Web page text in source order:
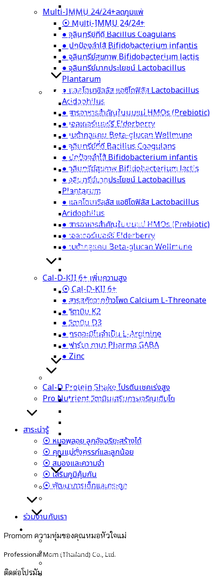
● บิฟิโดแบคทีเรียม เบรเว Bifidobacterium
Breve
● จุลินทรีย์มากประโยชน์ Lactobacillus
Plantarum
● โพรไบโอติก Lactobacillus Gasseri
● กรดอะมิโนจากธรรมชาติ SunTheanine
Multi-IMMU 24/24+ลดภูมิแพ้
⦿ Multi-IMMU 24/24+
● จุลินทรีย์ที่ดี Bacillus Coagulans
● ปกป้องลำไส้ Bifidobacterium infantis
● จุลินทรีย์สุขภาพ Bifidobacterium lactis
● จุลินทรีย์มากประโยชน์ Lactobacillus
Plantarum
● แลคโตบาซิลลัส แอซิโดฟิลัส Lactobacillus
Acidophilus
● สารอาหารสำคัญในนมแม่ HMOs
(Prebiotic)
● เอลเดอร์เบอร์รี Elderberry
● เบต้ากลูแคน Beta-glucan Wellmune
● จุลินทรีย์ที่ดี Bacillus Coagulans
● ปกป้องลำไส้ Bifidobacterium infantis
Plantarum
● แลคโตบาซิลลัส แอซิโดฟิลัส Lactobacillus
Acidophilus
● สารอาหารสำคัญในนมแม่ HMOs
(Prebiotic)
● เอลเดอร์เบอร์รี Elderberry
● เบต้ากลูแคน Beta-glucan Wellmune
⦿ Cal-D-KII 6+
● สารสกัดจากข้าวโพด Calcium L-Threonate
● ฟาร์มา กาบา Pharma GABA
● Zinc
Cal-D Protein Shake โปรตีนเชคเร่งสูง
⦿ หมอพลอย ลูกอัจฉริยะสร้างได้
⦿ คุณแม่ตั้งครรภ์และลูกน้อย
Multi-IMMU 24/24+ลดภูมิแพ้
⦿ Multi-IMMU 24/24+
● จุลินทรีย์ที่ดี Bacillus Coagulans
● ปกป้องลำไส้ Bifidobacterium infantis
● จุลินทรีย์สุขภาพ Bifidobacterium lactis
● จุลินทรีย์มากประโยชน์ Lactobacillus
Plantarum
● แลคโตบาซิลลัส แอซิโดฟิลัส Lactobacillus
Acidophilus
● สารอาหารสำคัญในนมแม่ HMOs (Prebiotic)
● เอลเดอร์เบอร์รี Elderberry
● เบต้ากลูแคน Beta-glucan Wellmune
● จุลินทรีย์ที่ดี Bacillus Coagulans
● ปกป้องลำไส้ Bifidobacterium infantis
● จุลินทรีย์สุขภาพ Bifidobacterium lactis
● จุลินทรีย์มากประโยชน์ Lactobacillus
Plantarum
● แลคโตบาซิลลัส แอซิโดฟิลัส Lactobacillus
Acidophilus
● สารอาหารสำคัญในนมแม่ HMOs (Prebiotic)
● เอลเดอร์เบอร์รี Elderberry
● เบต้ากลูแคน Beta-glucan Wellmune
Cal-D-KII 6+ เพิ่มความสูง
⦿ Cal-D-KII 6+
● สารสกัดจากข้าวโพด Calcium L-Threonate
● วิตามิน K2
● วิตามิน D3
● กรดอะมิโนจำเป็น L-Arginine
● ฟาร์มา กาบา Pharma GABA
● Zinc
Cal-D Protein Shake โปรตีนเชคเร่งสูง
Pro Nutrient วิตามินเสริมการเจริญเติบโต
สาระน่ารู้
⦿ หมอพลอย ลูกอัจฉริยะสร้างได้
⦿ คุณแม่ตั้งครรภ์และลูกน้อย
⦿ สมองและความจำ
⦿ เสริมภูมิคุ้มกัน
⦿ พัฒนาการเด็กและกระดูก
ร่วมงานกับเรา
Promom ความทุ่มของคุณหมอหัวใจแม่
Professional Mom (Thailand) Co., Ltd.
ติดต่อโปรมัม